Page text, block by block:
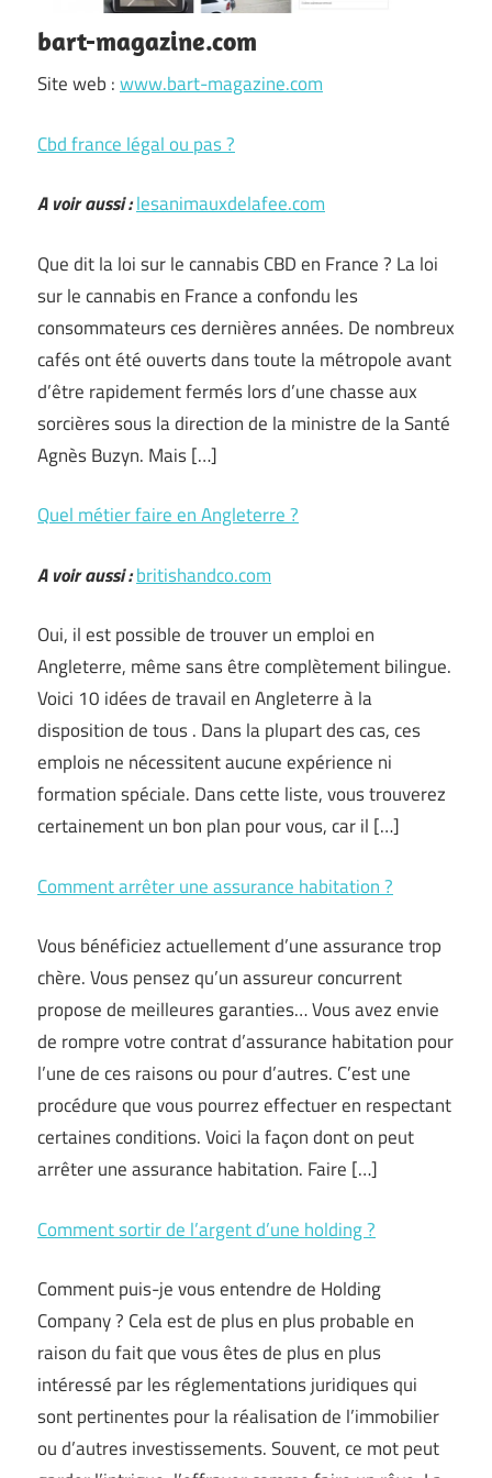
bart-magazine.com
Site web :www.bart-magazine.com
Cbd france légal ou pas ?
A voir aussi :lesanimauxdelafee.com
Que dit la loi sur le cannabis CBD en France ? La loi
sur le cannabis en France a confondu les
consommateurs ces dernières années. De nombreux
cafés ont été ouverts dans toute la métropole avant
d’être rapidement fermés lors d’une chasse aux
sorcières sous la direction de la ministre de la Santé
Agnès Buzyn. Mais […]
Quel métier faire en Angleterre ?
A voir aussi :britishandco.com
Oui, il est possible de trouver un emploi en
Angleterre, même sans être complètement bilingue.
Voici 10 idées de travail en Angleterre à la
disposition de tous . Dans la plupart des cas, ces
emplois ne nécessitent aucune expérience ni
formation spéciale. Dans cette liste, vous trouverez
certainement un bon plan pour vous, car il […]
Comment arrêter une assurance habitation ?
Vous bénéficiez actuellement d’une assurance trop
chère. Vous pensez qu’un assureur concurrent
propose de meilleures garanties… Vous avez envie
de rompre votre contrat d’assurance habitation pour
l’une de ces raisons ou pour d’autres. C’est une
procédure que vous pourrez effectuer en respectant
certaines conditions. Voici la façon dont on peut
arrêter une assurance habitation. Faire […]
Comment sortir de l’argent d’une holding ?
Comment puis-je vous entendre de Holding
Company ? Cela est de plus en plus probable en
raison du fait que vous êtes de plus en plus
intéressé par les réglementations juridiques qui
sont pertinentes pour la réalisation de l’immobilier
ou d’autres investissements. Souvent, ce mot peut